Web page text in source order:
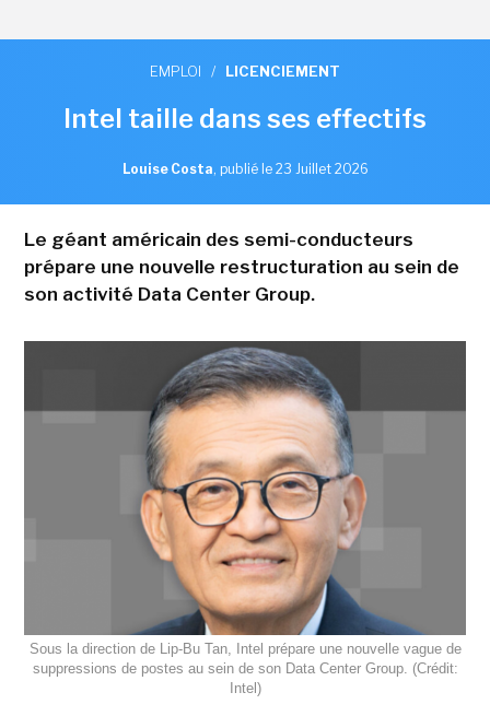
EMPLOI / LICENCIEMENT
Intel taille dans ses effectifs
Louise Costa, publié le 23 Juillet 2026
Le géant américain des semi-conducteurs
prépare une nouvelle restructuration au sein de
son activité Data Center Group.
Sous la direction de Lip-Bu Tan, Intel prépare une nouvelle vague de
suppressions de postes au sein de son Data Center Group. (Crédit:
Intel)